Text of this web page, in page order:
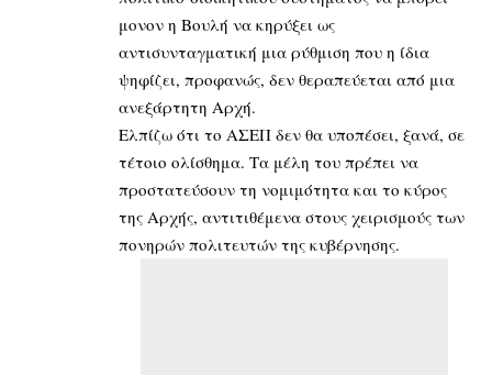
μονον η Βουλή να κηρύξει ως
αντισυνταγματική μια ρύθμιση που η ίδια
ψηφίζει, προφανώς, δεν θεραπεύεται από μια
ανεξάρτητη Αρχή.
Ελπίζω ότι το ΑΣΕΠ δεν θα υποπέσει, ξανά, σε
τέτοιο ολίσθημα. Τα μέλη του πρέπει να
προστατεύσουν τη νομιμότητα και το κύρος
της Αρχής, αντιτιθέμενα στους χειρισμούς των
πονηρών πολιτευτών της κυβέρνησης.